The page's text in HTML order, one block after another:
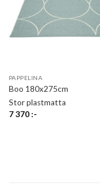
PAPPELINA
Boo 180x275cm
Stor plastmatta
7 370:-